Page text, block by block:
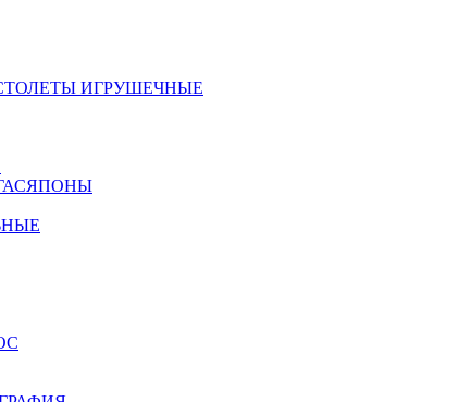
ИГРУШЕЧНЫЕ